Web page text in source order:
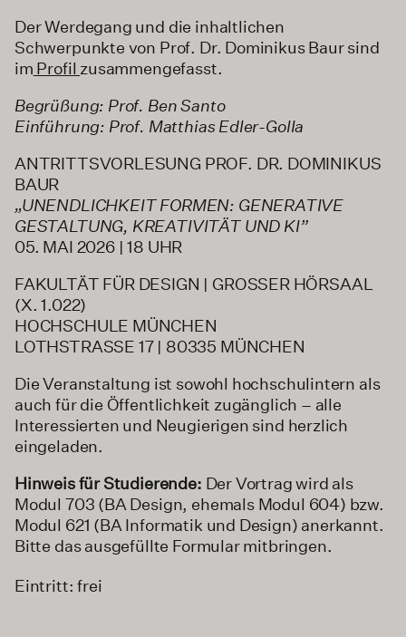
Der Werdegang und die inhaltlichen
Schwerpunkte von Prof. Dr. Dominikus Baur sind
im Profil zusammengefasst.
Begrüßung: Prof. Ben Santo
Einführung: Prof. Matthias Edler-Golla
ANTRITTSVORLESUNG PROF. DR. DOMINIKUS
BAUR
„UNENDLICHKEIT FORMEN: GENERATIVE
GESTALTUNG, KREATIVITÄT UND KI”
05. MAI 2026 | 18 UHR
FAKULTÄT FÜR DESIGN | GROSSER HÖRSAAL
(X. 1.022)
HOCHSCHULE MÜNCHEN
LOTHSTRASSE 17 | 80335 MÜNCHEN
Die Veranstaltung ist sowohl hochschulintern als
auch für die Öffentlichkeit zugänglich – alle
Interessierten und Neugierigen sind herzlich
eingeladen.
Hinweis für Studierende: Der Vortrag wird als
Modul 703 (BA Design, ehemals Modul 604) bzw.
Modul 621 (BA Informatik und Design) anerkannt.
Bitte das ausgefüllte Formular mitbringen.
Eintritt: frei